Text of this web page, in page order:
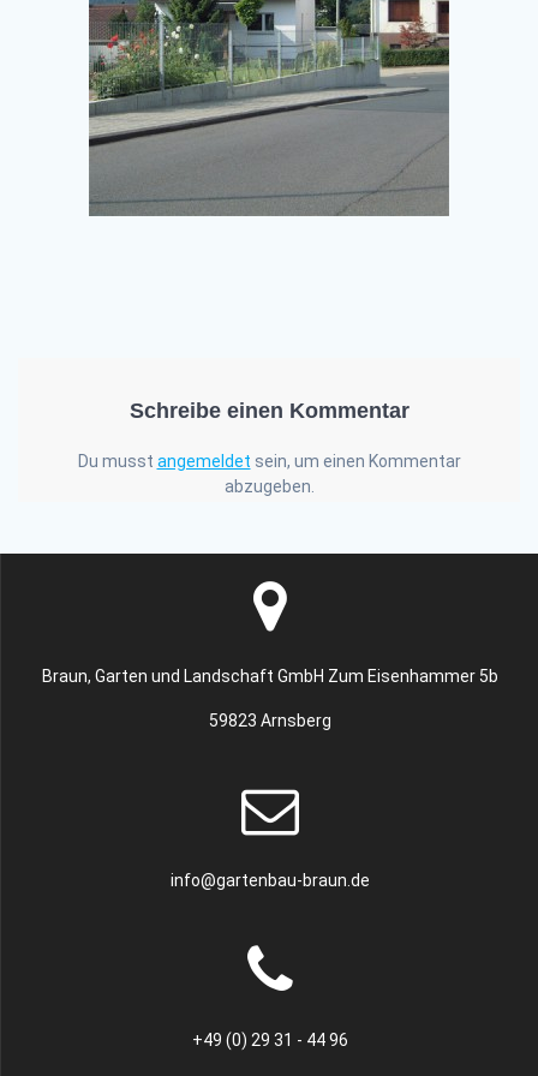
Schreibe einen Kommentar
Du musst angemeldet sein, um einen Kommentar
abzugeben.
Braun, Garten und Landschaft GmbH Zum Eisenhammer 5b
59823 Arnsberg
info@gartenbau-braun.de
+49 (0) 29 31 - 44 96